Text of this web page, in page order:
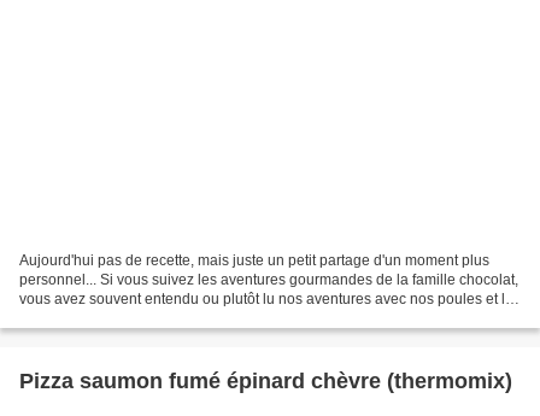
Aujourd'hui pas de recette, mais juste un petit partage d'un moment plus
personnel... Si vous suivez les aventures gourmandes de la famille chocolat,
vous avez souvent entendu ou plutôt lu nos aventures avec nos poules et les
Pizza saumon fumé épinard chèvre (thermomix)